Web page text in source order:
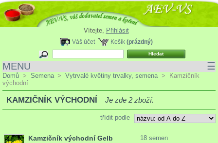
Vítejte, Přihlásit
Košík (prázdný)
Váš účet
MENU ☰
Domů > Semena > Vytrvalé květiny trvalky, semena >
Kamzičník
východní
KAMZIČNÍK VÝCHODNÍ Je zde 2 zboží.
třídit podle
Kamzičník východní Gelb 18 semen